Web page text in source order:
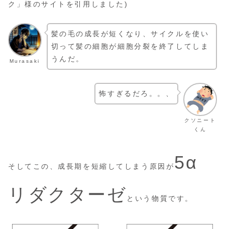
ク」様のサイトを引用しました)
Murasaki
髪の毛の成長が短くなり、サイクルを使い
切って髪の細胞が細胞分裂を終了してしま
うんだ。
クソニート
くん
怖すぎるだろ。。、
そしてこの、成長期を短縮してしまう原因が5α
リダクターゼ という物質です。